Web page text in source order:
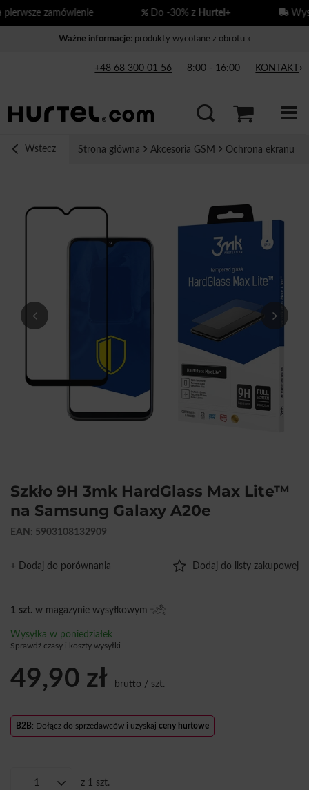
zamówienie Do -30% zHurtel+
Ważne informacje: produkty wycofane z obrotu »
+48 68 300 01 56 8:00 - 16:00 KONTAKT
Wstecz Strona główna Akcesoria GSM Ochrona ekranu
Szkło 9H 3mk HardGlass Max Lite™
na Samsung Galaxy A20e
EAN: 5903108132909
+ Dodaj do porównania Dodaj do listy zakupowej
1 szt. w magazynie wysyłkowym
Wysyłka w poniedziałek
Sprawdź czasy i koszty wysyłki
49,90 zł brutto / szt.
B2B: Dołącz do sprzedawców i uzyskaj ceny hurtowe
z 1 szt.